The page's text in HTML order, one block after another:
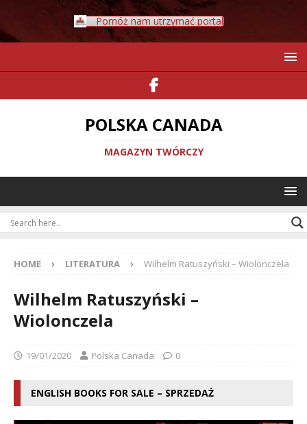
Pomóż nam utrzymać portal
POLSKA CANADA
MAGAZYN TWÓRCZY
HOME LITERATURA Wilhelm Ratuszyński – Wiolonczela
Wilhelm Ratuszyński –
Wiolonczela
19/01/2020 Polska Canada 0
ENGLISH BOOKS FOR SALE – SPRZEDAŻ